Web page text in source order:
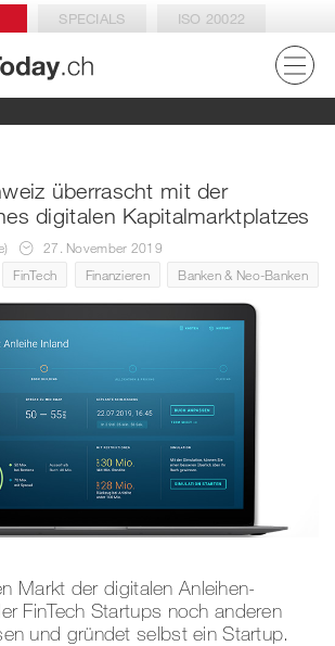
SPECIALS ISO 20022
überrascht mit der
digitalen Kapitalmarktplatzes
27. November 2019
FinTech
Finanzieren Banken & Neo-Banken
Markt der digitalen Anleihen-
FinTech Startups noch anderen
und gründet selbst ein Startup.